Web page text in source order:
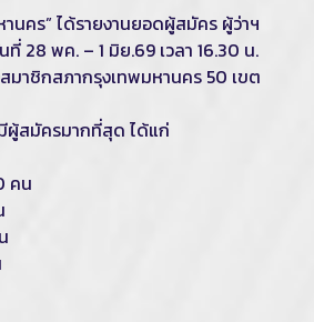
นคร” ได้รายงานยอดผู้สมัคร ผู้ว่าฯ
ที่ 28 พค. – 1 มิย.69 เวลา 16.30 น.
มาชิกสภากรุงเทพมหานคร 50 เขต
ผู้สมัครมากที่สุด ได้แก่
คน